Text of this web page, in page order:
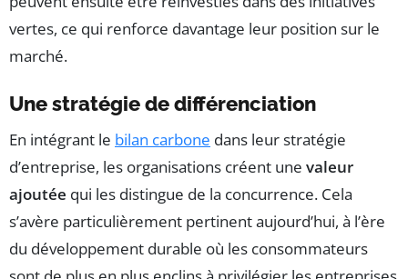
vertes, ce qui renforce davantage leur position sur le
marché.
Une stratégie de différenciation
En intégrant le bilan carbone dans leur stratégie
d’entreprise, les organisations créent une valeur
ajoutée qui les distingue de la concurrence. Cela
s’avère particulièrement pertinent aujourd’hui, à l’ère
du développement durable où les consommateurs